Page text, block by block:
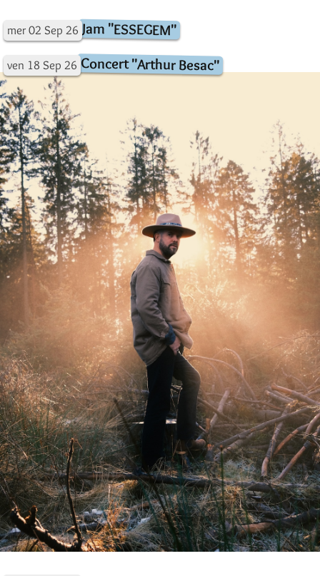
mer 02 Sep 26 Jam "ESSEGEM"
ven 18 Sep 26 Concert "Arthur Besac"